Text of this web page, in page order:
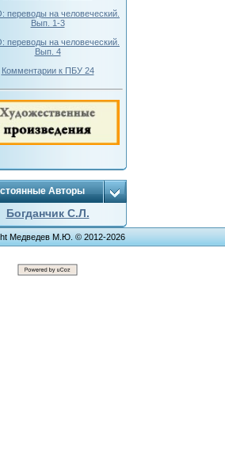
на человеческий.
Вып. 1-3
на человеческий.
Вып. 4
Комментарии к ПБУ 24
Авторы
Богданчик С.Л.
Медведев М.Ю. © 2012-2026